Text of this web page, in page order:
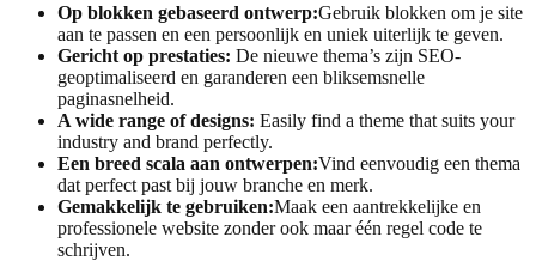
Op blokken gebaseerd ontwerp:Gebruik blokken om je site
aan te passen en een persoonlijk en uniek uiterlijk te geven.
Gericht op prestaties: De nieuwe thema’s zijn SEO-
geoptimaliseerd en garanderen een bliksemsnelle
paginasnelheid.
A wide range of designs: Easily find a theme that suits your
industry and brand perfectly.
Een breed scala aan ontwerpen:Vind eenvoudig een thema
dat perfect past bij jouw branche en merk.
Gemakkelijk te gebruiken:Maak een aantrekkelijke en
professionele website zonder ook maar één regel code te
schrijven.